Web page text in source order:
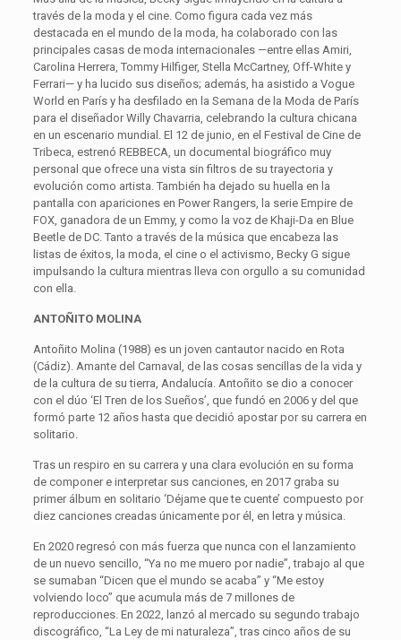
través de la moda y el cine. Como figura cada vez más
destacada en el mundo de la moda, ha colaborado con las
principales casas de moda internacionales —entre ellas Amiri,
Carolina Herrera, Tommy Hilfiger, Stella McCartney, Off-White y
Ferrari— y ha lucido sus diseños; además, ha asistido a Vogue
World en París y ha desfilado en la Semana de la Moda de París
para el diseñador Willy Chavarria, celebrando la cultura chicana
en un escenario mundial. El 12 de junio, en el Festival de Cine de
Tribeca, estrenó REBBECA, un documental biográfico muy
personal que ofrece una vista sin filtros de su trayectoria y
evolución como artista. También ha dejado su huella en la
pantalla con apariciones en Power Rangers, la serie Empire de
FOX, ganadora de un Emmy, y como la voz de Khaji-Da en Blue
Beetle de DC. Tanto a través de la música que encabeza las
listas de éxitos, la moda, el cine o el activismo, Becky G sigue
impulsando la cultura mientras lleva con orgullo a su comunidad
con ella.
ANTOÑITO MOLINA
Antoñito Molina (1988) es un joven cantautor nacido en Rota
(Cádiz). Amante del Carnaval, de las cosas sencillas de la vida y
de la cultura de su tierra, Andalucía. Antoñito se dio a conocer
con el dúo ‘El Tren de los Sueños’, que fundó en 2006 y del que
formó parte 12 años hasta que decidió apostar por su carrera en
solitario.
Tras un respiro en su carrera y una clara evolución en su forma
de componer e interpretar sus canciones, en 2017 graba su
primer álbum en solitario ‘Déjame que te cuente’ compuesto por
diez canciones creadas únicamente por él, en letra y música.
En 2020 regresó con más fuerza que nunca con el lanzamiento
de un nuevo sencillo, “Ya no me muero por nadie”, trabajo al que
se sumaban “Dicen que el mundo se acaba” y “Me estoy
volviendo loco” que acumula más de 7 millones de
reproducciones. En 2022, lanzó al mercado su segundo trabajo
discográfico, “La Ley de mi naturaleza”, tras cinco años de su